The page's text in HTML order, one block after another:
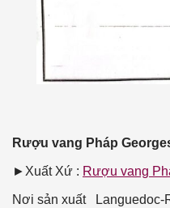
Rượu vang Pháp
►Xuất Xứ : Rượu vang
Nơi sản xuất Languedoc-